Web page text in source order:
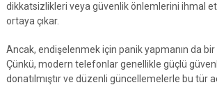
dikkatsizlikleri veya güvenlik önlemlerini ihmal
ortaya çıkar.
Ancak, endişelenmek için panik yapmanın da bir
Çünkü, modern telefonlar genellikle güçlü
donatılmıştır ve düzenli güncellemelerle bu tür